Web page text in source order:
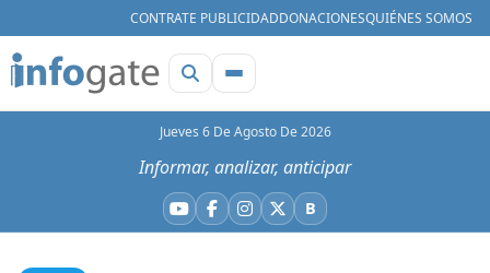
CONTRATE PUBLICIDADDONACIONESQUIÉNES SOMOS
Jueves 6 De Agosto De 2026
Informar, analizar, anticipar
YouTube
Facebook
Instagram
X BBluesky